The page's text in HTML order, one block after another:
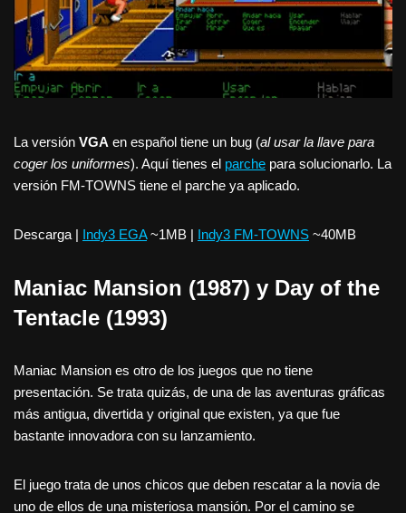
La versión VGA en español tiene un bug (al usar la llave para
coger los uniformes). Aquí tienes el parche para solucionarlo. La
versión FM-TOWNS tiene el parche ya aplicado.
Descarga | Indy3 EGA~1MB | Indy3 FM-TOWNS ~40MB
Maniac Mansion (1987) y Day of the
Tentacle (1993)
Maniac Mansion es otro de los juegos que no tiene
presentación. Se trata quizás, de una de las aventuras gráficas
más antigua, divertida y original que existen, ya que fue
bastante innovadora con su lanzamiento.
El juego trata de unos chicos que deben rescatar a la novia de
uno de ellos de una misteriosa mansión. Por el camino se